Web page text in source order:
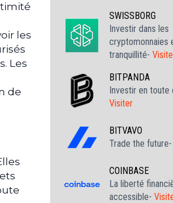
les
Les
de
SWISSBORG
Investir dans les
cryptomonnaies
tranquillité-
BITPANDA
Investir en toute
Visiter
BITVAVO
Trade the future-
COINBASE
La liberté
accessible-